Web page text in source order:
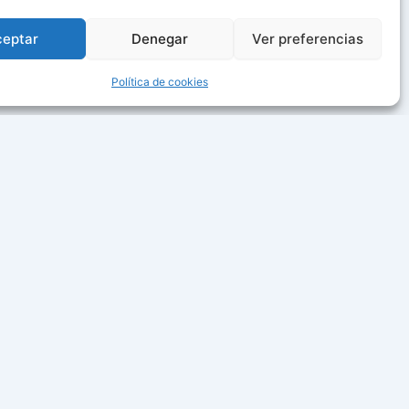
Denegar Ver preferencias
Política de cookies
« May